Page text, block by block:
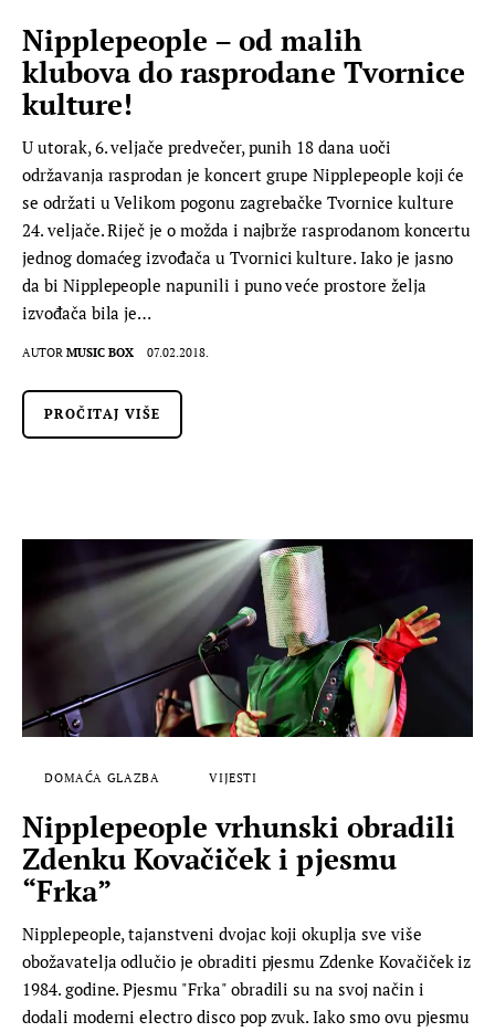
Nipplepeople – od malih
klubova do rasprodane Tvornice
kulture!
U utorak, 6. veljače predvečer, punih 18 dana uoči
održavanja rasprodan je koncert grupe Nipplepeople koji će
se održati u Velikom pogonu zagrebačke Tvornice kulture
24. veljače. Riječ je o možda i najbrže rasprodanom koncertu
jednog domaćeg izvođača u Tvornici kulture. Iako je jasno
da bi Nipplepeople napunili i puno veće prostore želja
izvođača bila je…
AUTOR MUSIC BOX 07.02.2018.
PROČITAJ VIŠE
DOMAĆA GLAZBA VIJESTI
Nipplepeople vrhunski obradili
Zdenku Kovačiček i pjesmu
“Frka”
Nipplepeople, tajanstveni dvojac koji okuplja sve više
obožavatelja odlučio je obraditi pjesmu Zdenke Kovačiček iz
1984. godine. Pjesmu "Frka" obradili su na svoj način i
dodali moderni electro disco pop zvuk. Iako smo ovu pjesmu